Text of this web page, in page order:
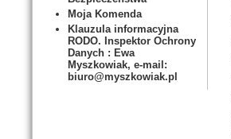
Moja Komenda
Klauzula informacyjna
RODO. Inspektor Ochrony
Danych : Ewa
Myszkowiak, e-mail:
biuro@myszkowiak.pl